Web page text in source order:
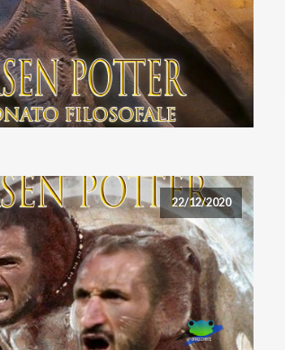
22/12/2020